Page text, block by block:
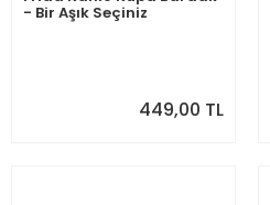
- Bir Aşık Seçiniz
449,00 TL